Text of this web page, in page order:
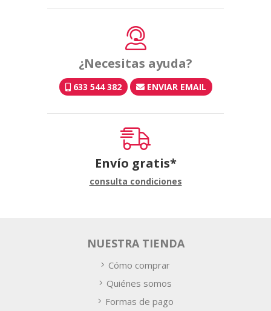
¿Necesitas ayuda?
633 544 382 ENVIAR EMAIL
Envío gratis*
consulta condiciones
NUESTRA TIENDA
Cómo comprar
Quiénes somos
Formas de pago